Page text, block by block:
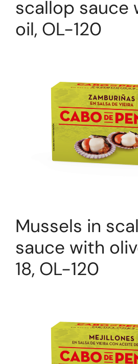
scallop sauce
oil, OL-120
Mussels in
sauce with
18, OL-120